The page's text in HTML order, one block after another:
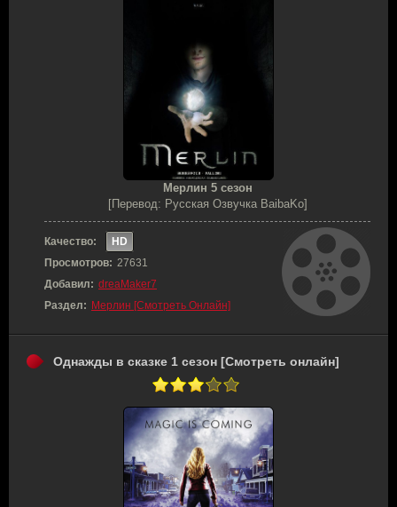
Мерлин 5 сезон
[Перевод: Русская Озвучка BaibaKo]
Качество:
HD
Просмотров: 27631
Добавил: dreaMaker7
Раздел: Мерлин [Смотреть Онлайн]
Однажды в сказке 1 сезон [Смотреть онлайн]